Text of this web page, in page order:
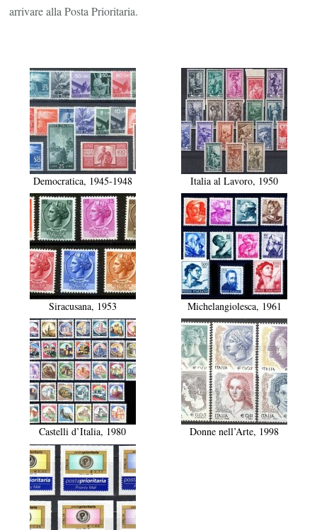
arrivare alla Posta Prioritaria.
Democratica, 1945-1948 Italia al Lavoro, 1950
Siracusana, 1953 Michelangiolesca, 1961
Castelli d’Italia, 1980 Donne nell’Arte, 1998